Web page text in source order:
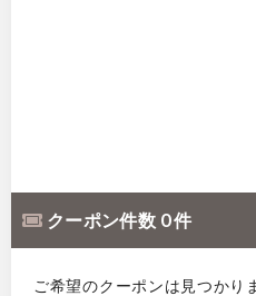
クーポン件数 0 件
ご希望のクーポンは見つかり